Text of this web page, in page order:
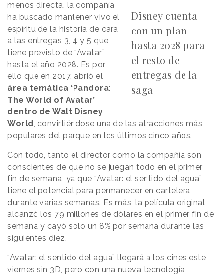
Disney cuenta
con un plan
hasta 2028 para
el resto de
entregas de la
saga
menos directa, la compañía
ha buscado mantener vivo el
espíritu de la historia de cara
a las entregas 3, 4 y 5 que
tiene previsto de “Avatar”
hasta el año 2028. Es por
ello que en 2017, abrió el
área temática ‘Pandora:
The World of Avatar’
dentro de Walt Disney
World , convirtiéndose una de las atracciones más
populares del parque en los últimos cinco años.
Con todo, tanto el director como la compañía son
conscientes de que no se juegan todo en el primer
fin de semana, ya que “Avatar: el sentido del agua”
tiene el potencial para permanecer en cartelera
durante varias semanas. Es más, la película original
alcanzó los 79 millones de dólares en el primer fin de
semana y cayó solo un 8% por semana durante las
siguientes diez.
“Avatar: el sentido del agua” llegará a los cines este
viernes sin 3D, pero con una nueva tecnología